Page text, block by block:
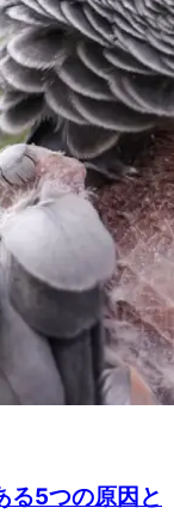
る5つの原因と